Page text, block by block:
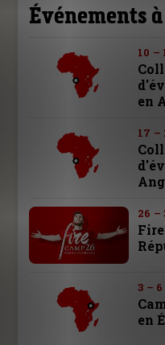
Événements
10 –
en
17 –
26 –
3 –
en